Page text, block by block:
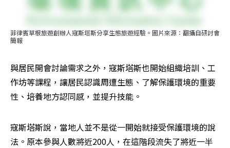
菲律賓草根旅遊創辦人寇斯塔斯分享生態旅遊經驗。圖片來源：翻攝自研討會
簡報
與居民開會討論需求之外，寇斯塔斯也開始組織培訓、工
作坊等課程，讓居民認識周遭生態、了解保護環境的重要
性、培養地方認同感，並提升技能。
寇斯塔斯說，當地人並不是從一開始就接受保護環境的說
法。原本參與人數將近200人，在這階段流失了將近一半